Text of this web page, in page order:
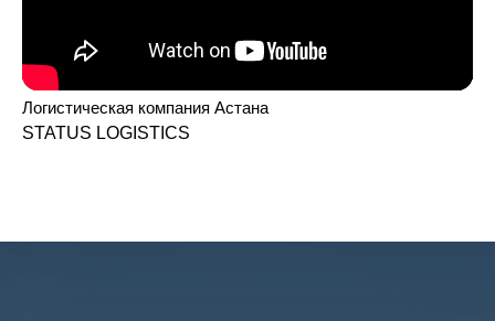
Логистическая компания Астана
STATUS LOGISTICS